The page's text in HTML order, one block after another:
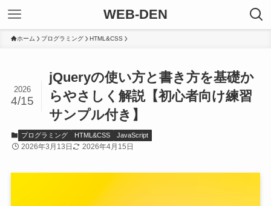
WEB-DEN
ホーム プログラミング HTML&CSS
jQueryの使い方と書き方を基礎か
らやさしく解説【初心者向け練習
サンプル付き】
2026
4/15
プログラミング HTML&CSS JavaScript
2026年3月13日 2026年4月15日